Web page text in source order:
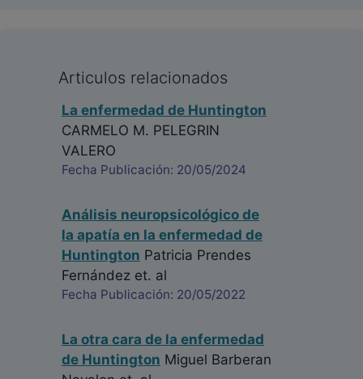
Articulos relacionados
La enfermedad de Huntington
CARMELO M. PELEGRIN
VALERO
Fecha Publicación: 20/05/2024
Análisis neuropsicológico de
la apatía en la enfermedad de
Huntington Patricia Prendes
Fernández et. al
Fecha Publicación: 20/05/2022
La otra cara de la enfermedad
de Huntington Miguel Barberan